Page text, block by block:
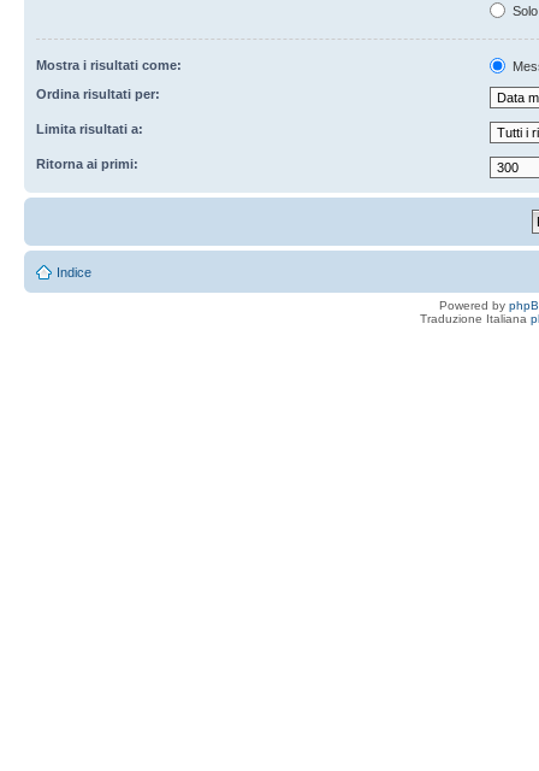
Mostra i risultati come:
Ordina risultati per:
Limita risultati a:
Ritorna ai primi:
Indice
Powered by
Traduzione Italiana